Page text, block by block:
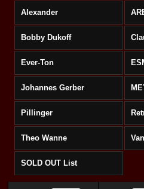
Alexander
Bobby Dukoff
Ever-Ton
Johannes Gerber
Pillinger
Theo Wanne
SOLD OUT List